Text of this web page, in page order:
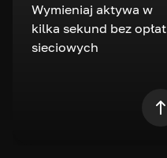
Wymieniaj aktywa w
kilka sekund bez opłat
sieciowych